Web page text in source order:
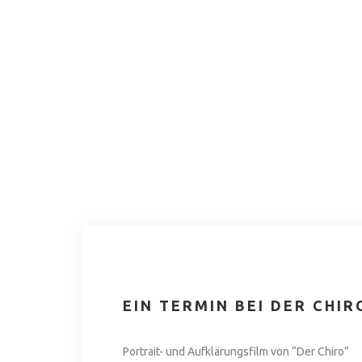
EIN TERMIN BEI DER
Portrait- und Aufklärungsfilm von “Der Chiro”